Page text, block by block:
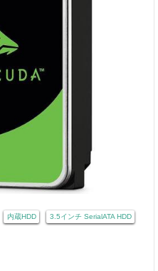
内蔵HDD 3.5インチ SerialATA HDD